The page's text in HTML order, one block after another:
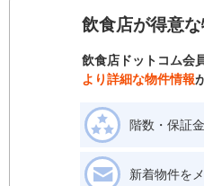
飲食店が得意
飲食店ドットコム会
より詳細な物件情報
階数・保証
新着物件を